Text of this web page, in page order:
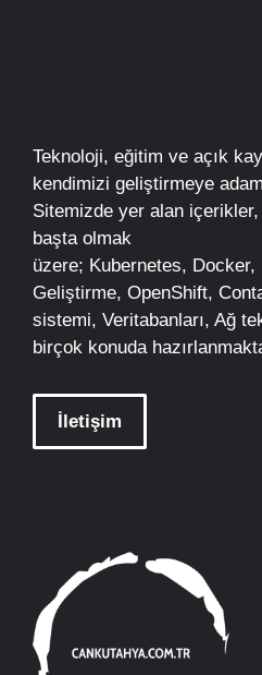
Teknoloji, eğitim ve açık
kendimizi geliştirmeye
Sitemizde yer alan içerikler,
başta olmak
üzere; Kubernetes, Docker,
Geliştirme, OpenShift,
sistemi, Veritabanları, Ağ
birçok konuda
İletişim